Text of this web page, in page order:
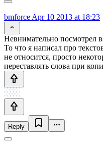
bmforce Apr 10 2013 at 18:23
Невнимательно посмотрел
То что я написал про
не относится, просто
переставлять слова при
Reply